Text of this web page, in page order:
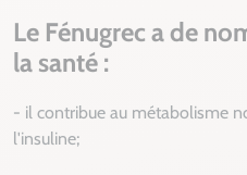
Le Fénugrec a de
la santé :
- il contribue au métabolisme
l'insuline;